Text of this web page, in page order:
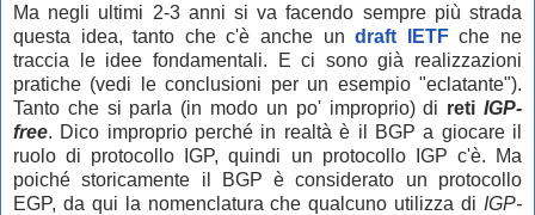
Ma negli ultimi 2-3 anni si va facendo sempre più strada
questa idea, tanto che c'è anche undraft IETFche ne
traccia le idee fondamentali. E ci sono già realizzazioni
pratiche (vedi le conclusioni per un esempio "eclatante").
Tanto che si parla (in modo un po' improprio) di retiIGP-
free. Dico improprio perché in realtà è il BGP a giocare il
ruolo di protocollo IGP, quindi un protocollo IGP c'è. Ma
poiché storicamente il BGP è considerato un protocollo
EGP, da qui la nomenclatura che qualcuno utilizza di IGP-